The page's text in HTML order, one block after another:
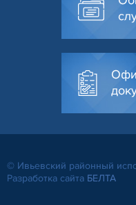
© Ивьевский районный
Разработка сайта БЕЛТА